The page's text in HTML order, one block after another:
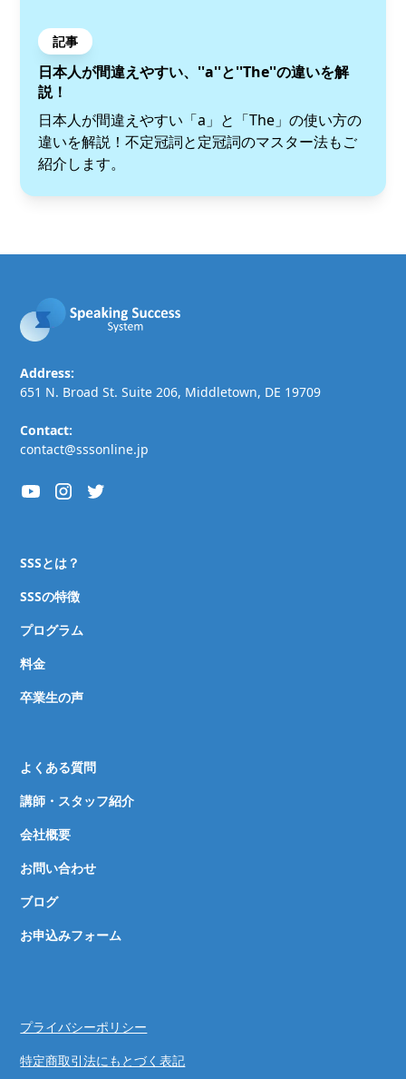
記事
日本人が間違えやすい、''a''と''The''の違いを解
説！
日本人が間違えやすい「a」と「The」の使い方の
違いを解説！不定冠詞と定冠詞のマスター法もご
紹介します。
Address:
651 N. Broad St. Suite 206, Middletown, DE 19709
Contact:
contact@sssonline.jp
SSSとは？
SSSの特徴
プログラム
料金
卒業生の声
よくある質問
講師・スタッフ紹介
会社概要
お問い合わせ
ブログ
お申込みフォーム
プライバシーポリシー
特定商取引法にもとづく表記